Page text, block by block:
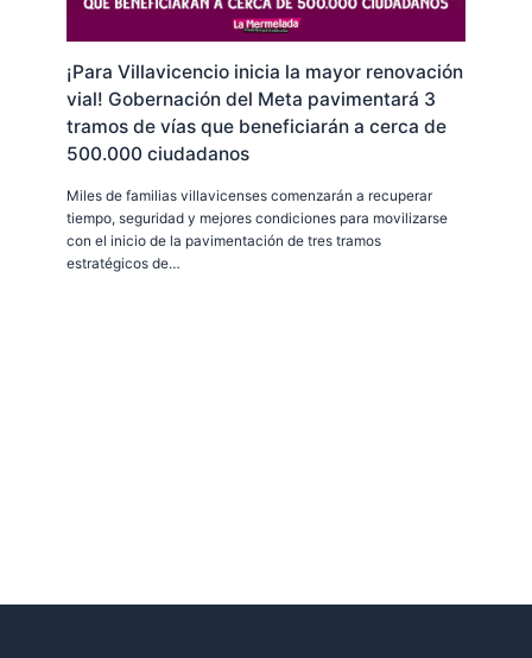
¡Para Villavicencio inicia la mayor renovación
vial! Gobernación del Meta pavimentará 3
tramos de vías que beneficiarán a cerca de
500.000 ciudadanos
Miles de familias villavicenses comenzarán a recuperar
tiempo, seguridad y mejores condiciones para movilizarse
con el inicio de la pavimentación de tres tramos
estratégicos de…